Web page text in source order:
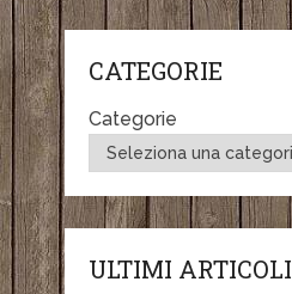
CATEGORIE
Categorie
ULTIMI ARTICOLI